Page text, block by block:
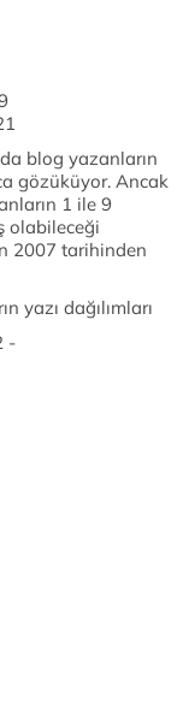
blog yazanların
gözüküyor. Ancak
1 ile 9
olabileceği
2007 tarihinden
yazı dağılımları
-